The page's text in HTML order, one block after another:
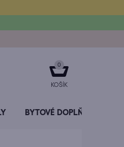
NÁKUPNÍ
KOŠÍK
BYTOVÉ DOPLŇKY